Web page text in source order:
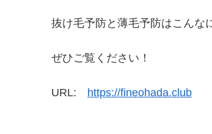
抜け毛予防と薄毛予防はこんな
ぜひご覧ください！
URL: https://fineohada.club